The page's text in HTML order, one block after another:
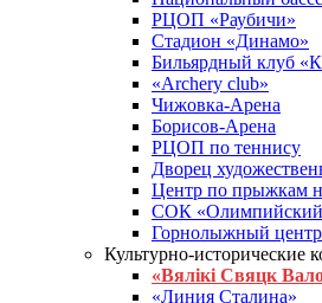
РЦОП «Раубичи»
Стадион «Динамо»
Бильярдный клуб
«Archery club»
Чижовка-Арена
Борисов-Арена
РЦОП по теннису
Дворец
Центр по прыжкам
СОК
Горнолыжный
Культурно-исторические
«Вялікі Свяцк
«Линия Сталина»